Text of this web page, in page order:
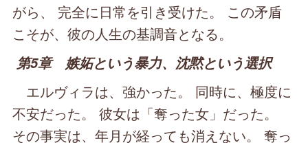
がら、 完全に日常を引き受けた。 この矛盾
こそが、彼の人生の基調音となる。
第5章 嫉妬という暴力、沈黙という選択
エルヴィラは、強かった。 同時に、極度に
不安だった。 彼女は「奪った女」だった。
その事実は、年月が経っても消えない。 奪っ